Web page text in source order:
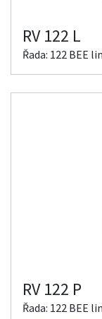
RV 122 L
Řada: 122 BEE
RV 122 P
Řada: 122 BEE